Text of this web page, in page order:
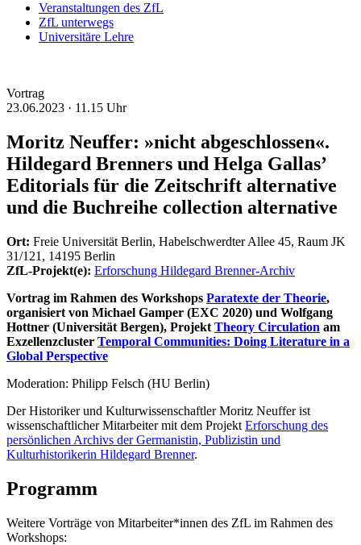
Veranstaltungen des ZfL
ZfL unterwegs
Universitäre Lehre
Vortrag
23.06.2023 · 11.15 Uhr
Moritz Neuffer: »nicht abgeschlossen«.
Hildegard Brenners und Helga Gallas’
Editorials für die Zeitschrift alternative
und die Buchreihe collection alternative
Ort: Freie Universität Berlin, Habelschwerdter Allee 45, Raum JK
31/121, 14195 Berlin
ZfL-Projekt(e): Erforschung Hildegard Brenner-Archiv
Vortrag im Rahmen des Workshops Paratexte der Theorie,
organisiert von Michael Gamper (EXC 2020) und Wolfgang
Hottner (Universität Bergen), Projekt Theory Circulation am
Exzellenzcluster Temporal Communities: Doing Literature in a
Global Perspective
Moderation: Philipp Felsch (HU Berlin)
Der Historiker und Kulturwissenschaftler Moritz Neuffer ist
wissenschaftlicher Mitarbeiter mit dem Projekt Erforschung des
persönlichen Archivs der Germanistin, Publizistin und
Kulturhistorikerin Hildegard Brenner.
Programm
Weitere Vorträge von Mitarbeiter*innen des ZfL im Rahmen des
Workshops: